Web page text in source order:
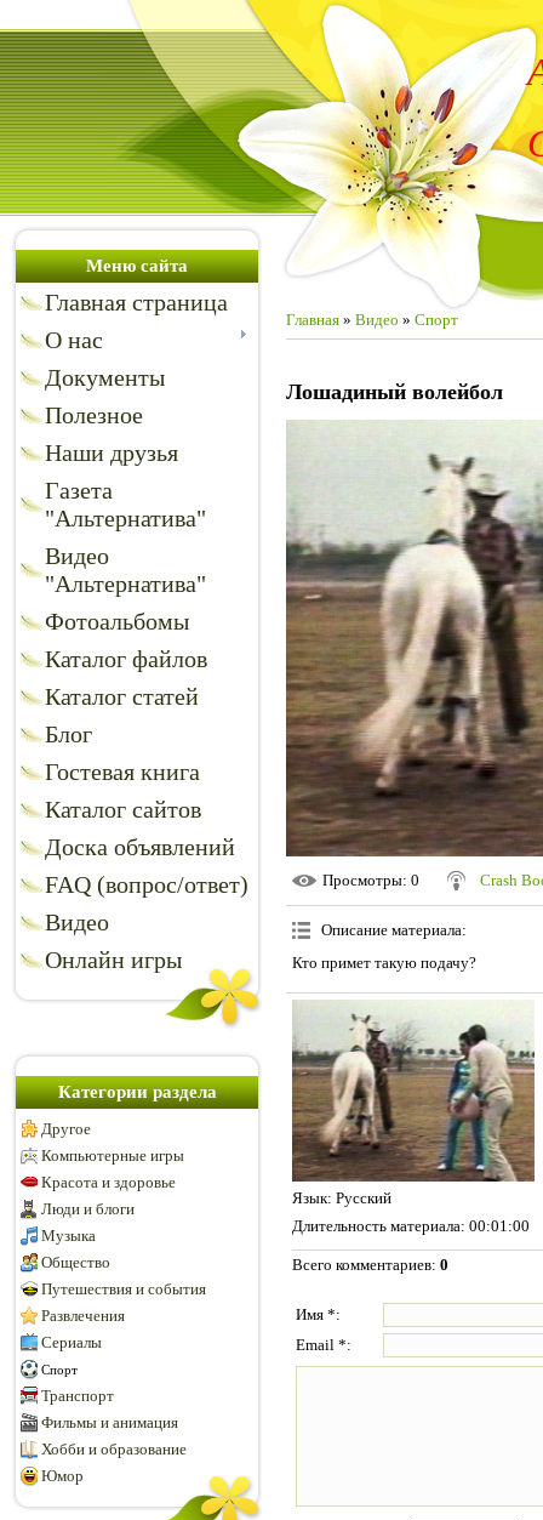
Меню сайта
Главная страница
О нас
Документы
Полезное
Наши друзья
Газета
"Альтернатива"
Видео
"Альтернатива"
Фотоальбомы
Каталог файлов
Каталог статей
Блог
Гостевая книга
Каталог сайтов
Доска объявлений
FAQ (вопрос/ответ)
Видео
Онлайн игры
Категории раздела
Другое
Компьютерные игры
Красота и здоровье
Люди и блоги
Музыка
Общество
Путешествия и события
Развлечения
Сериалы
Спорт
Транспорт
Фильмы и анимация
Хобби и образование
Юмор
Главная » Видео » Спорт
Лошадиный волейбол
Просмотры: 0 Crash
Описание материала:
Кто примет такую подачу?
Язык: Русский
Длительность материала: 00:01:00
Всего комментариев: 0
Имя *:
Email *: